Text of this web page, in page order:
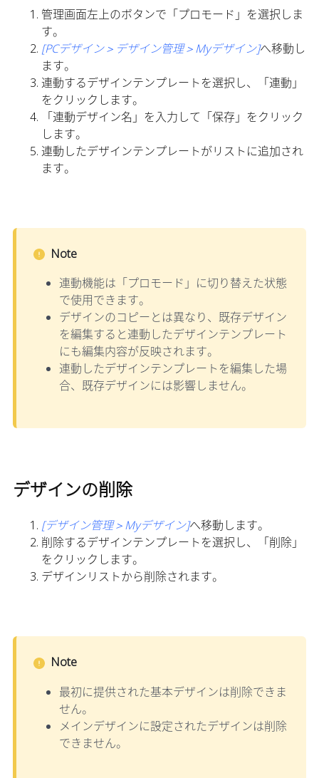
管理画面左上のボタンで「プロモード」を選択しま
す。
[PCデザイン＞デザイン管理＞Myデザイン]へ移動し
ます。
連動するデザインテンプレートを選択し、「連動」
をクリックします。
「連動デザイン名」を入力して「保存」をクリック
します。
連動したデザインテンプレートがリストに追加され
ます。
Note
連動機能は「プロモード」に切り替えた状態
で使用できます。
デザインのコピーとは異なり、既存デザイン
を編集すると連動したデザインテンプレート
にも編集内容が反映されます。
連動したデザインテンプレートを編集した場
合、既存デザインには影響しません。
デザインの削除
[デザイン管理＞Myデザイン]へ移動します。
削除するデザインテンプレートを選択し、「削除」
をクリックします。
デザインリストから削除されます。
Note
最初に提供された基本デザインは削除できま
せん。
メインデザインに設定されたデザインは削除
できません。